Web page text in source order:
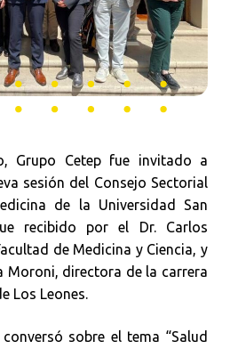
Grupo Cetep fue invitado a
sesión del Consejo Sectorial
de la Universidad San
recibido por el Dr. Carlos
de Medicina y Ciencia, y
Moroni, directora de la carrera
Los Leones.
sobre el tema “Salud